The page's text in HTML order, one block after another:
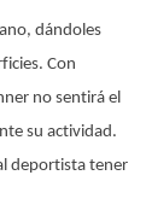
dándoles
Con
no sentirá el
su actividad.
deportista tener